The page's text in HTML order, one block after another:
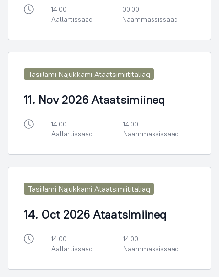
14:00
Aallartissaaq
00:00
Naammassissaaq
Tasiilami Najukkami Ataatsimiititaliaq
11. Nov 2026 Ataatsimiineq
14:00
Aallartissaaq
14:00
Naammassissaaq
Tasiilami Najukkami Ataatsimiititaliaq
14. Oct 2026 Ataatsimiineq
14:00
Aallartissaaq
14:00
Naammassissaaq